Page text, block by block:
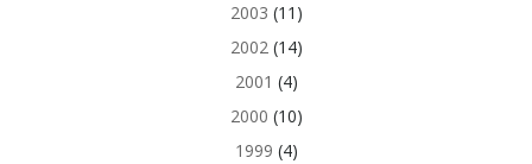
2003 (11)
2002(14)
2001 (4)
2000 (10)
1999 (4)